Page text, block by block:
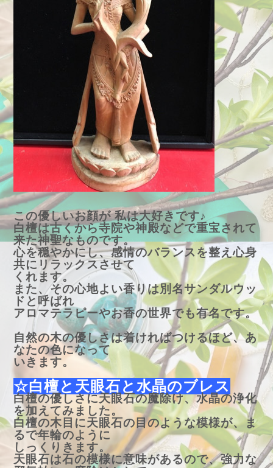
この優しいお顔が 私は大好きです♪
白檀は古くから寺院や神殿などで重宝されて
来た神聖なものです。
心を穏やかにし、感情のバランスを整え心身
共にリラックスさせて
くれます。
また、その心地よい香りは別名サンダルウッ
ドと呼ばれ
アロマテラピーやお香の世界でも有名です。
自然の木の優しさは着ければつけるほど、あ
なたの色になって
いきます。
☆白檀と天眼石と水晶のブレス
白檀の優しさに天眼石の魔除け、水晶の浄化
を加えてみました。
白檀の木目に天眼石の目のような模様が、ま
るで年輪のように
しっくりきます。
天眼石は石の模様に意味があるので、強力な